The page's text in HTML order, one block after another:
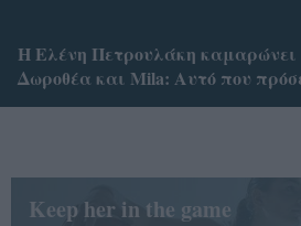
Η Ελένη Πετρουλάκη καμαρώνει
Δωροθέα και Mila: Αυτό που
Keep her in the game